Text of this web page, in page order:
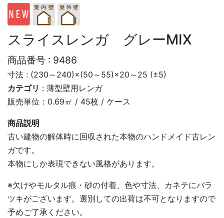
スライスレンガ グレーMIX
商品番号 : 9486
寸法 : (230～240)×(50～55)×20～25 (±5)
カテゴリ : 薄型壁用レンガ
販売単位：0.69㎡ / 45枚 / ケース
商品説明
古い建物の解体時に回収された本物のハンドメイド古レン
ガです。
本物にしか表現できない風格があります。
※欠けやモルタル痕・砂の付着、色や寸法、カネテにバラ
ツキがございます。選別しての出荷は不可となりますので
予めご了承ください。